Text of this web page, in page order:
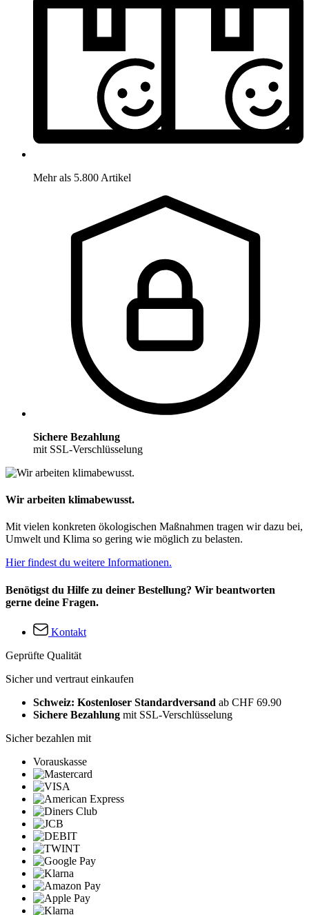
Mehr als 5.800 Artikel
Sichere Bezahlung
mit SSL-Verschlüsselung
Wir arbeiten klimabewusst.
Mit vielen konkreten ökologischen Maßnahmen tragen wir dazu bei,
Umwelt und Klima so gering wie möglich zu belasten.
Hier findest du weitere Informationen.
Benötigst du Hilfe zu deiner Bestellung? Wir beantworten
gerne deine Fragen.
Kontakt
Geprüfte Qualität
Sicher und vertraut einkaufen
Schweiz: Kostenloser Standardversand ab CHF 69.90
Sichere Bezahlung mit SSL-Verschlüsselung
Sicher bezahlen mit
Vorauskasse